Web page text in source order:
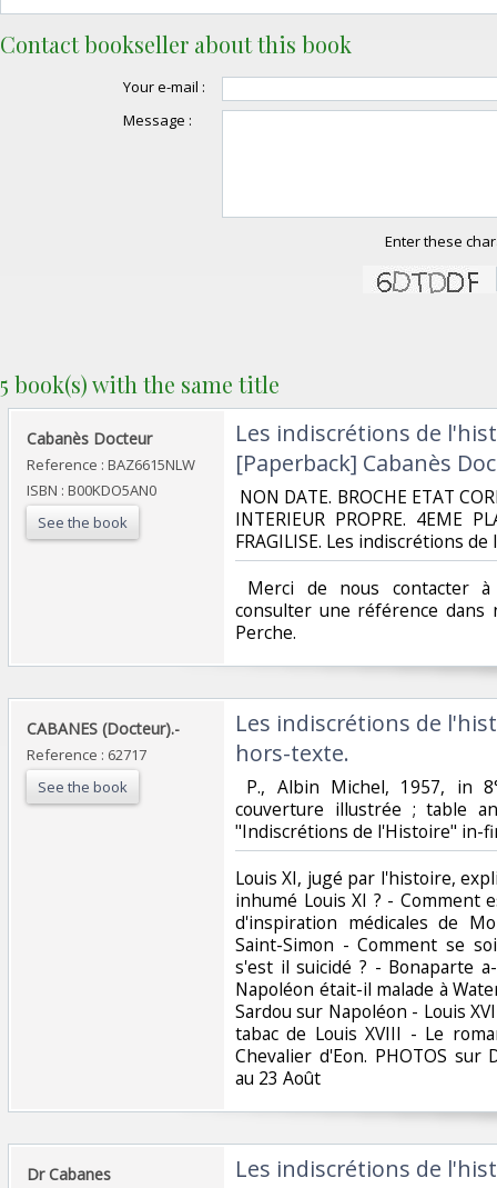
Contact bookseller about this book
Your e-mail :
Message :
Enter these
5 book(s) with the same title
‎Cabanès Docteur ‎
Reference : BAZ6615NLW
ISBN : B00KDO5AN0
See the book
‎Les indiscrétions de
[Paperback] Cabanès
NON DATE. BROCHE ETAT
INTERIEUR PROPRE. 4EME
FRAGILISE. Les indiscrétions
Merci de nous contacter
consulter une référence dans
Perche.‎
‎CABANES (Docteur).-‎
Reference : 62717
See the book
‎Les indiscrétions de
hors-texte.‎
P., Albin Michel, 1957, in
couverture illustrée ; table
"Indiscrétions de l'Histoire" in-
‎Louis XI, jugé par l'histoire,
inhumé Louis XI ? - Comment
d'inspiration médicales de
Saint-Simon - Comment se
s'est il suicidé ? - Bonaparte
Napoléon était-il malade à
Sardou sur Napoléon - Louis
tabac de Louis XVIII - Le
Chevalier d'Eon. PHOTOS sur
au 23 Août‎
‎Dr Cabanes‎ ‎Les indiscrétions de